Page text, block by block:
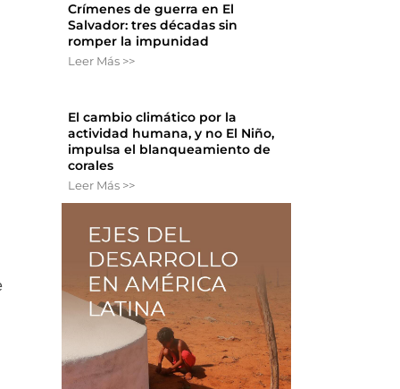
Crímenes de guerra en El
Salvador: tres décadas sin
romper la impunidad
Leer Más >>
El cambio climático por la
actividad humana, y no El Niño,
impulsa el blanqueamiento de
corales
Leer Más >>